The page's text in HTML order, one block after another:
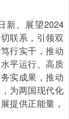
。展望2024
联系，引领双
行实干，推动
平运行、高质
实成果，推动
为两国现代化
提供正能量，